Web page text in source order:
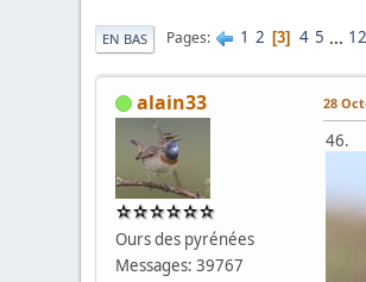
EN BAS Pages 1 2 3 4 5 ... 12
alain33
Ours des pyrénées
Messages: 39767
28
46.